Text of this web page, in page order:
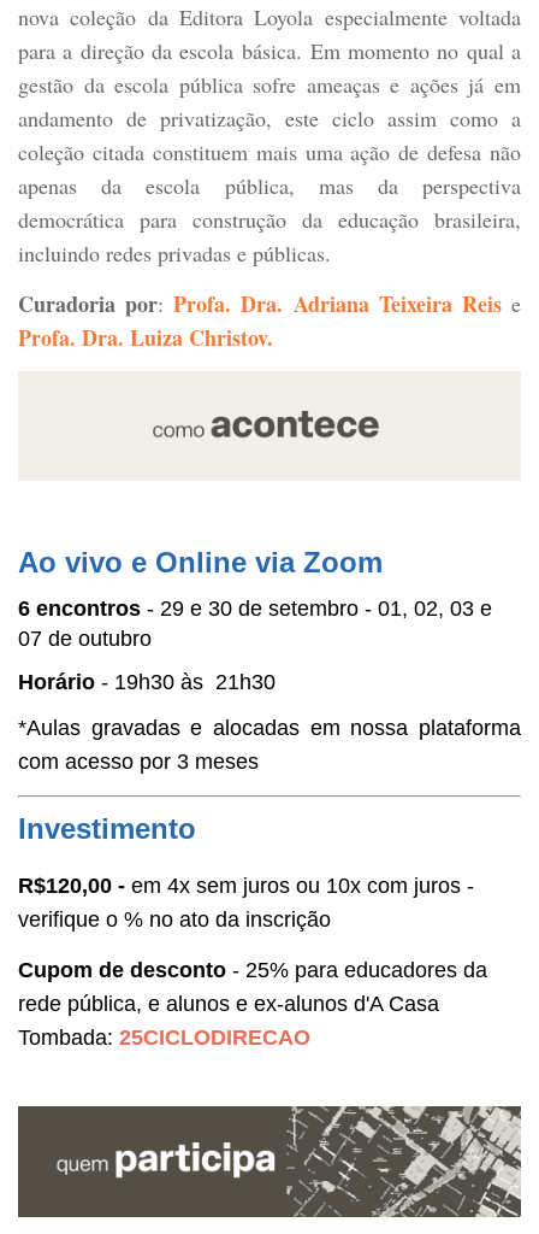
nova coleção da Editora Loyola especialmente voltada
para a direção da escola básica. Em momento no qual a
gestão da escola pública sofre ameaças e ações já em
andamento de privatização, este ciclo assim como a
coleção citada constituem mais uma ação de defesa não
apenas da escola pública, mas da perspectiva
democrática para construção da educação brasileira,
incluindo redes privadas e públicas.
Curadoria por:Profa. Dra. Adriana Teixeira Reise
Profa. Dra. Luiza Christov.
Ao vivo e Online via Zoom
6 encontros - 29 e 30 de setembro - 01, 02, 03 e
07 de outubro
Horário - 19h30 às  21h30
*Aulas gravadas e alocadas em nossa plataforma
com acesso por 3 meses
Investimento
R$120,00 - em 4x sem juros ou 10x com juros -
verifique o % no ato da inscrição
Cupom de desconto - 25% para educadores da
rede pública, e alunos e ex-alunos d'A Casa
Tombada: 25CICLODIRECAO